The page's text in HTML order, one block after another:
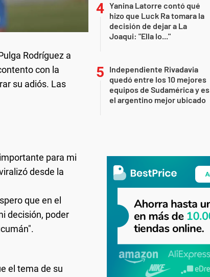
Rodríguez a
con la
su adiós. Las
para mi
desde la
que en el
decisión, poder
el tema de su
Yanina Latorre contó qué
hizo que Luck Ra tomara la
decisión de dejar a La
Joaqui: "Ella lo..."
Independiente Rivadavia
quedó entre los 10 mejores
equipos de Sudamérica y es
el argentino mejor ubicado